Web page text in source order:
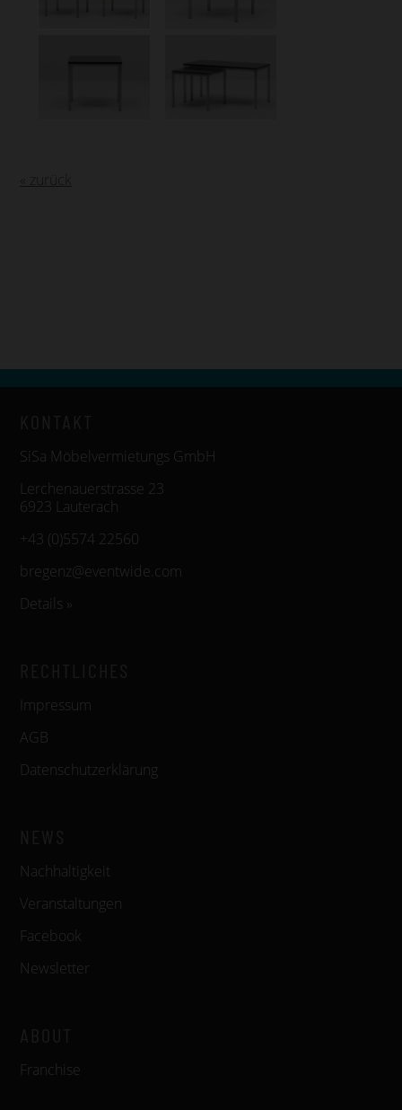
« zurück
SiSa Möbelvermietungs GmbH
Lerchenauerstrasse 23
6923 Lauterach
+43 (0)5574 22560
bregenz@eventwide.com
Details »
Impressum
AGB
Datenschutzerklärung
Nachhaltigkeit
Veranstaltungen
Facebook
Newsletter
Franchise